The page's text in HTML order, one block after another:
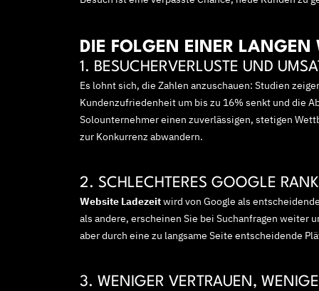
DIE FOLGEN EINER LANGEN
1. BESUCHERVERLUSTE UND
Es lohnt sich, die Zahlen anzuschauen: Studien
Kundenzufriedenheit um bis zu 16% senkt und die
Solounternehmer einen zuverlässigen, stetigen
zur Konkurrenz abwandern.
2. SCHLECHTERES GOOGLE
Website Ladezeitwird von Google als
als andere, erscheinen Sie bei Suchanfragen
aber durch eine zu langsame Seite entscheidende
3. WENIGER VERTRAUEN,